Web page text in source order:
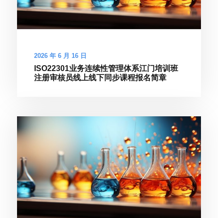
2026 年 6 月 16 日
ISO22301业务连续性管理体系江门培训班
注册审核员线上线下同步课程报名简章